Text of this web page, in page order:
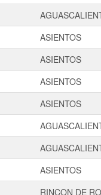
ASIENTOS
ASIENTOS
ASIENTOS
ASIENTOS
ASIENTOS
RINCON DE